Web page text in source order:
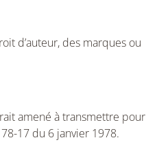
d’auteur, des marques ou
amené à transmettre pour
17 du 6 janvier 1978.